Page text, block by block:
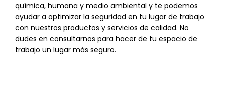
química, humana y medio ambiental y te podemos
ayudar a optimizar la seguridad en tu lugar de trabajo
con nuestros productos y servicios de calidad. No
dudes en consultarnos para hacer de tu espacio de
trabajo un lugar más seguro.